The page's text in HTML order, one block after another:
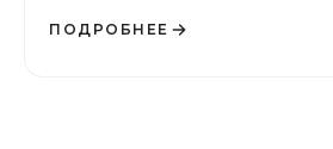
ПОДРОБНЕЕ